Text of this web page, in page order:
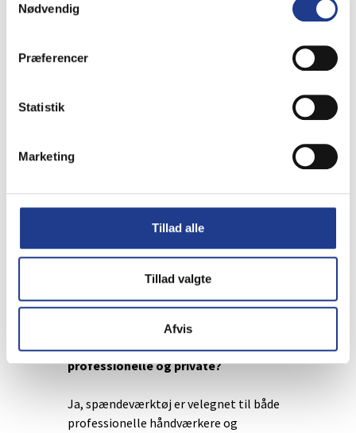
Nødvendig
Præferencer
Statistik
Marketing
Tillad alle
Tillad valgte
Afvis
løsninger til fastspænding og
materialetype og den kraft, der er behov
Hvorfor er korrekt fastspænding
Korrekt fastspænding øger
præcisionen, forbedrer sikkerheden og
giver et mere ensartet arbejdsresultat.
Kan spændeværktøj bruges af både
professionelle og private?
Ja, spændeværktøj er velegnet til både
professionelle håndværkere og